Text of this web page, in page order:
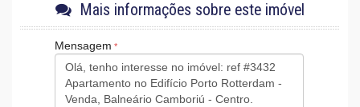
Captação de Água
Portão Eletrônico
Playground
Quiosque Externo
Piscina Infantil
Câmeras de Segurança
Gás Central
Mais informações sobre este imóvel
Mensagem